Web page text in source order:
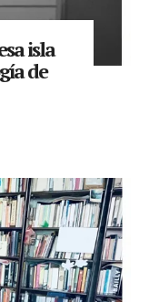
isla
de